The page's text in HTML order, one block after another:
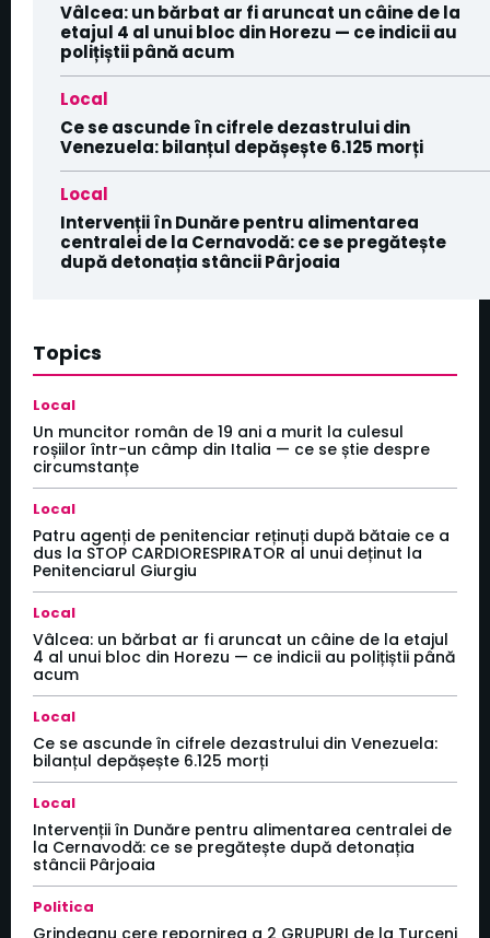
Vâlcea: un bărbat ar fi aruncat un câine de la
etajul 4 al unui bloc din Horezu — ce indicii au
polițiștii până acum
Local
Ce se ascunde în cifrele dezastrului din
Venezuela: bilanțul depășește 6.125 morți
Local
Intervenții în Dunăre pentru alimentarea
centralei de la Cernavodă: ce se pregătește
după detonația stâncii Pârjoaia
Topics
Local
Un muncitor român de 19 ani a murit la culesul
roșiilor într-un câmp din Italia — ce se știe despre
circumstanțe
Local
Patru agenți de penitenciar reținuți după bătaie ce a
dus la STOP CARDIORESPIRATOR al unui deținut la
Penitenciarul Giurgiu
Local
Vâlcea: un bărbat ar fi aruncat un câine de la etajul
4 al unui bloc din Horezu — ce indicii au polițiștii până
acum
Local
Ce se ascunde în cifrele dezastrului din Venezuela:
bilanțul depășește 6.125 morți
Local
Intervenții în Dunăre pentru alimentarea centralei de
la Cernavodă: ce se pregătește după detonația
stâncii Pârjoaia
Politica